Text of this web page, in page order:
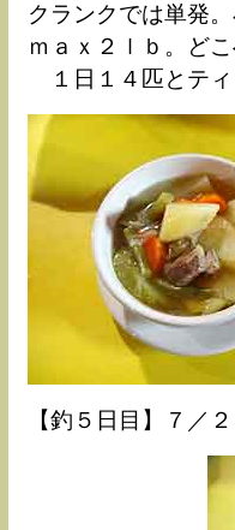
クランクでは単発
ｍａｘ２ｌｂ。ど
１日１４匹とティ
【釣５日目】７／